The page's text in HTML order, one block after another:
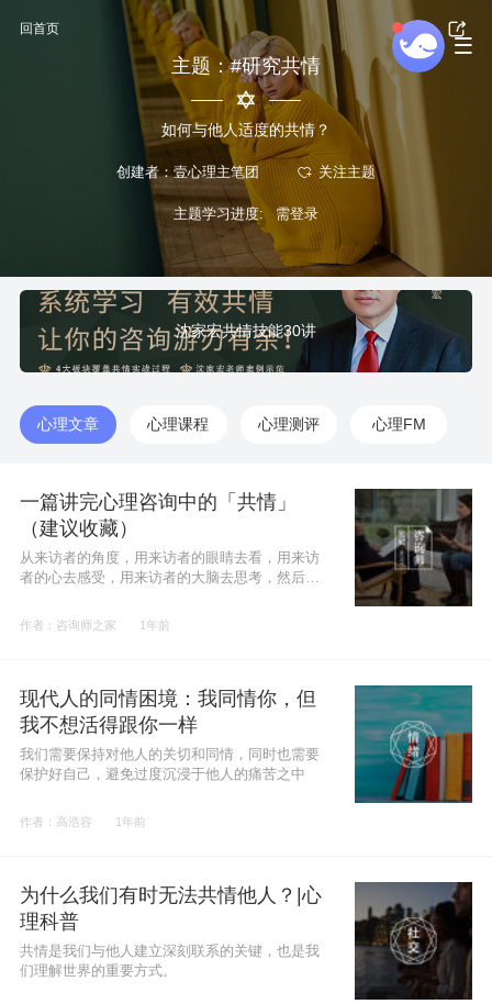
回首页
主题：#研究共情
如何与他人适度的共情？
创建者：壹心理主笔团
主题学习进度:
沈家宏共情技能30讲
心理文章 心理课程 心理测评 心理FM
一篇讲完心理咨询中的「共情」
（建议收藏）
从来访者的角度，用来访者的眼睛去看，用来访
者的心去感受，用来访者的大脑去思考，然后把
是共情
作者：咨询师之家 1年前
现代人的同情困境：我同情你，但
我不想活得跟你一样
我们需要保持对他人的关切和同情，同时也需要
保护好自己，避免过度沉浸于他人的痛苦之中
作者：高浩容 1年前
为什么我们有时无法共情他人？|心
理科普
共情是我们与他人建立深刻联系的关键，也是我
们理解世界的重要方式。